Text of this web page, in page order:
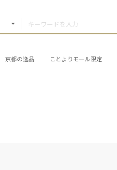
京都の逸品 ことよりモール限定